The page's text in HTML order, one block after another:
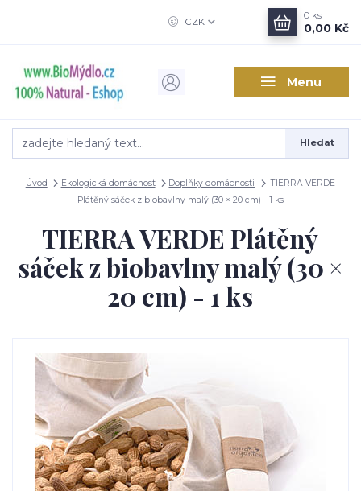
Menu
CZK
Hledat
0 ks
0,00 Kč
Úvod Ekologická domácnost Doplňky domácnosti
TIERRA VERDE
Plátěný sáček z biobavlny malý (30 × 20 cm) - 1 ks
TIERRA VERDE Plátěný
sáček z biobavlny malý (30 ×
20 cm) - 1 ks